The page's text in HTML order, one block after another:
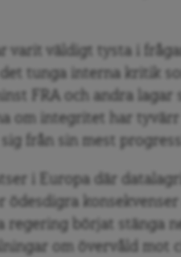
varit väldigt tysta i
tunga interna kritik
FRA och andra lagar
om integritet har
från sin mest
i Europa där
ödesdigra konsekvenser
regering börjat stänga
om övervåld mot